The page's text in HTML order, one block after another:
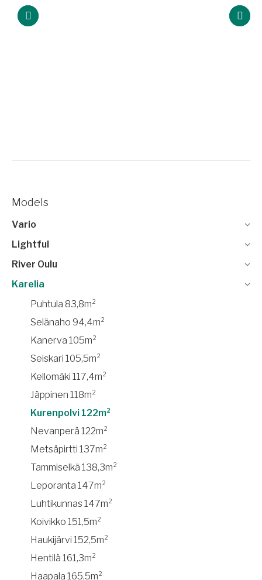
Models
Vario
Lightful
River Oulu
Karelia
Puhtula 83,8m²
Selänaho 94,4m²
Kanerva 105m²
Seiskari 105,5m²
Kellomäki 117,4m²
Jäppinen 118m²
Kurenpolvi 122m²
Nevanperä 122m²
Metsäpirtti 137m²
Tammiselkä 138,3m²
Leporanta 147m²
Luhtikunnas 147m²
Koivikko 151,5m²
Haukijärvi 152,5m²
Hentilä 161,3m²
Haapala 165,5m²